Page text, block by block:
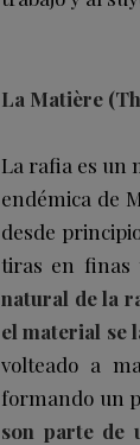
La Matière
La rafia es un
endémica de
desde
tiras en finas
natural de la
el material se
volteado a
formando un
son parte de